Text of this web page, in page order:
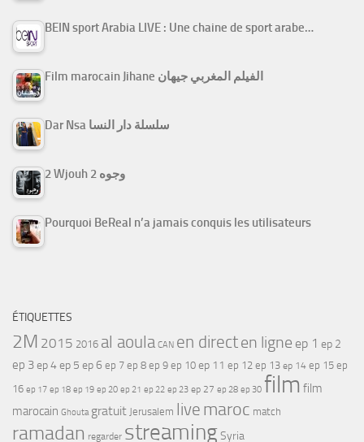
BEIN sport Arabia LIVE : Une chaine de sport arabe…
Film marocain Jihane الفيلم المغربي جيهان
Dar Nsa سلسلة دار النسا
2 Wjouh 2 وجوه
Pourquoi BeReal n’a jamais conquis les utilisateurs
ÉTIQUETTES
2M 2015 2016 al aoula CAN en directen ligne ep 1 ep 2
ep 3ep 4ep 5 ep 6 ep 7 ep 8 ep 9 ep 10 ep 11 ep 12 ep 13 ep 14 ep 15 ep
16 ep 17 ep 18 ep 19 ep 20 ep 21 ep 22 ep 23 ep 27 ep 28 ep 30 film film
marocain Ghouta gratuit Jerusalem live maroc match
ramadan regarder streamingSyria